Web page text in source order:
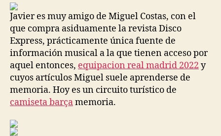
Javier es muy amigo de Miguel Costas, con el
que compra asiduamente la revista Disco
Express, prácticamente única fuente de
información musical a la que tienen acceso por
aquel entonces, equipacion real madrid 2022 y
cuyos artículos Miguel suele aprenderse de
memoria. Hoy es un circuito turístico de
camiseta barçamemoria.